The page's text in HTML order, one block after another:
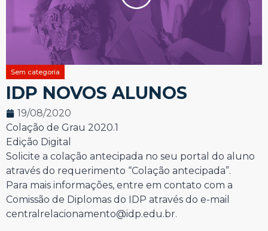
Sem categoria
IDP NOVOS ALUNOS
19/08/2020
Colação de Grau 2020.1
Edição Digital
Solicite a colação antecipada no seu portal do aluno
através do requerimento “Colação antecipada”.
Para mais informações, entre em contato com a
Comissão de Diplomas do IDP através do e-mail
centralrelacionamento@idp.edu.br.